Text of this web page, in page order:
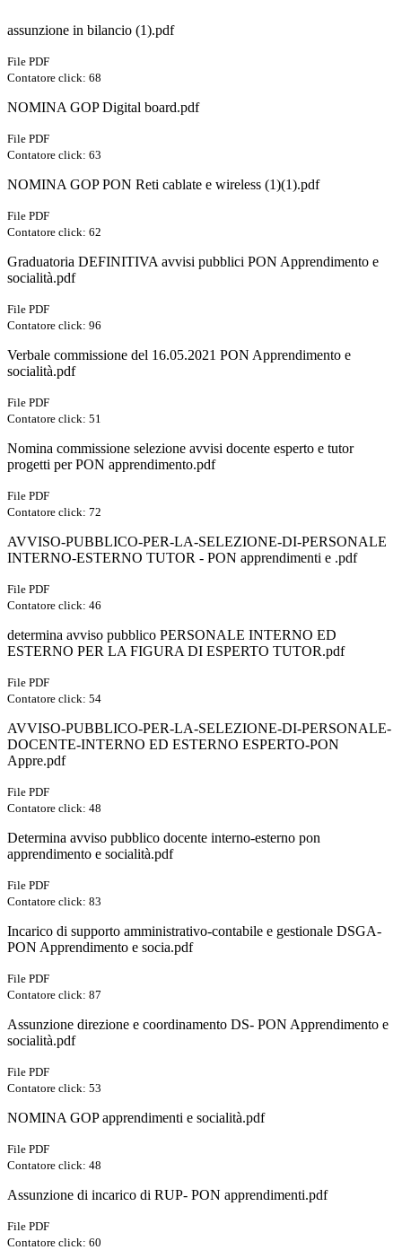
assunzione in bilancio (1).pdf
File PDF
Contatore click: 68
NOMINA GOP Digital board.pdf
File PDF
Contatore click: 63
NOMINA GOP PON Reti cablate e wireless (1)(1).pdf
File PDF
Contatore click: 62
Graduatoria DEFINITIVA avvisi pubblici PON Apprendimento e
socialità.pdf
File PDF
Contatore click: 96
Verbale commissione del 16.05.2021 PON Apprendimento e
socialità.pdf
File PDF
Contatore click: 51
Nomina commissione selezione avvisi docente esperto e tutor
progetti per PON apprendimento.pdf
File PDF
Contatore click: 72
AVVISO-PUBBLICO-PER-LA-SELEZIONE-DI-PERSONALE
INTERNO-ESTERNO TUTOR - PON apprendimenti e .pdf
File PDF
Contatore click: 46
determina avviso pubblico PERSONALE INTERNO ED
ESTERNO PER LA FIGURA DI ESPERTO TUTOR.pdf
File PDF
Contatore click: 54
AVVISO-PUBBLICO-PER-LA-SELEZIONE-DI-PERSONALE-
DOCENTE-INTERNO ED ESTERNO ESPERTO-PON
Appre.pdf
File PDF
Contatore click: 48
Determina avviso pubblico docente interno-esterno pon
apprendimento e socialità.pdf
File PDF
Contatore click: 83
Incarico di supporto amministrativo-contabile e gestionale DSGA-
PON Apprendimento e socia.pdf
File PDF
Contatore click: 87
Assunzione direzione e coordinamento DS- PON Apprendimento e
socialità.pdf
File PDF
Contatore click: 53
NOMINA GOP apprendimenti e socialità.pdf
File PDF
Contatore click: 48
Assunzione di incarico di RUP- PON apprendimenti.pdf
File PDF
Contatore click: 60